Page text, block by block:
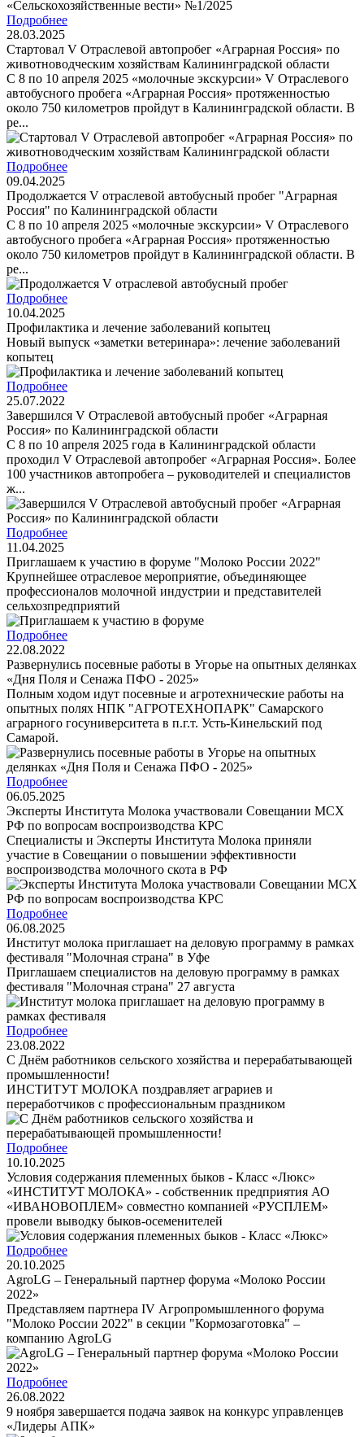
Подробнее
28.03.2025
Стартовал V Отраслевой автопробег «Аграрная Россия» по
животноводческим хозяйствам Калининградской области
С 8 по 10 апреля 2025 «молочные экскурсии» V Отраслевого
автобусного пробега «Аграрная Россия» протяженностью
около 750 километров пройдут в Калининградской области. В
ре...
Подробнее
09.04.2025
Продолжается V отраслевой автобусный пробег "Аграрная
Россия" по Калининградской области
С 8 по 10 апреля 2025 «молочные экскурсии» V Отраслевого
автобусного пробега «Аграрная Россия» протяженностью
около 750 километров пройдут в Калининградской области. В
ре...
Подробнее
10.04.2025
Профилактика и лечение заболеваний копытец
Новый выпуск «заметки ветеринара»: лечение заболеваний
копытец
Подробнее
25.07.2022
Завершился V Отраслевой автобусный пробег «Аграрная
Россия» по Калининградской области
С 8 по 10 апреля 2025 года в Калининградской области
проходил V Отраслевой автопробег «Аграрная Россия». Более
100 участников автопробега – руководителей и специалистов
ж...
Подробнее
11.04.2025
Приглашаем к участию в форуме "Молоко России 2022"
Крупнейшее отраслевое мероприятие, объединяющее
профессионалов молочной индустрии и представителей
сельхозпредприятий
Подробнее
22.08.2022
Развернулись посевные работы в Угорье на опытных делянках
«Дня Поля и Сенажа ПФО - 2025»
Полным ходом идут посевные и агротехнические работы на
опытных полях НПК "АГРОТЕХНОПАРК" Самарского
аграрного госуниверситета в п.г.т. Усть-Кинельский под
Самарой.
Подробнее
06.05.2025
Эксперты Института Молока участвовали Совещании МСХ
РФ по вопросам воспроизводства КРС
Специалисты и Эксперты Института Молока приняли
участие в Совещании о повышении эффективности
воспроизводства молочного скота в РФ
Подробнее
06.08.2025
Институт молока приглашает на деловую программу в рамках
фестиваля "Молочная страна" в Уфе
Приглашаем специалистов на деловую программу в рамках
фестиваля "Молочная страна" 27 августа
Подробнее
23.08.2022
С Днём работников сельского хозяйства и перерабатывающей
промышленности!
ИНСТИТУТ МОЛОКА поздравляет аграриев и
переработчиков с профессиональным праздником
Подробнее
10.10.2025
Условия содержания племенных быков - Класс «Люкс»
«ИНСТИТУТ МОЛОКА» - собственник предприятия АО
«ИВАНОВОПЛЕМ» совместно компанией «РУСПЛЕМ»
провели выводку быков-осеменителей
Подробнее
20.10.2025
AgroLG – Генеральный партнер форума «Молоко России
2022»
Представляем партнера IV Агропромышленного форума
"Молоко России 2022" в секции "Кормозаготовка" –
компанию AgroLG
Подробнее
26.08.2022
9 ноября завершается подача заявок на конкурс управленцев
«Лидеры АПК»